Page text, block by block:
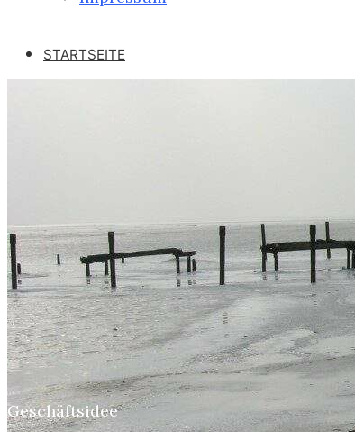
STARTSEITE
WEBCAMZ
WEBCAM 24H
WEBER – KONFORM
RÜGEN PUTBUS
RHINESIDE-GALERIE
KREFELD-BILDER
Home
Geschäftsidee